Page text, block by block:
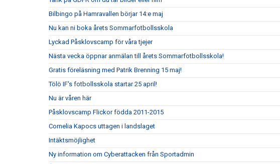
Bilbingo på Hamravallen börjar 14:e maj
Nu kan ni boka årets Sommarfotbollsskola
Lyckad Påsklovscamp för våra tjejer
Nästa vecka öppnar anmälan till årets Sommarfotbollsskola!
Gratis föreläsning med Patrik Brenning 15 maj!
Tölö IF's fotbollsskola startar 25 april!
Nu är våren här
Påsklovscamp Flickor födda 2011-2015
Cornelia Kapocs uttagen i landslaget
Intäktsmöjlighet
Ny information om Cyberattacken från Sportadmin